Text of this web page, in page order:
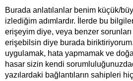
Burada anlatılanlar benim küçük/
izlediğim adımlardır. İlerde bu
erişeyim diye, veya benzer
erişebilsin diye burada biriktiriyorum.
uygulamak, hata yapmamak ve
hasar sizin kendi
yazılardaki bağlantıların sahipleri